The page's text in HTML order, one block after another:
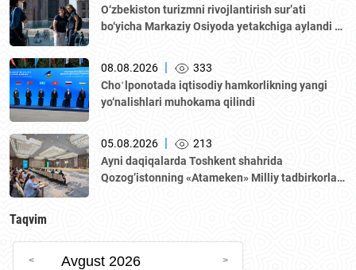
O‘zbekiston turizmni rivojlantirish sur’ati
bo‘yicha Markaziy Osiyoda yetakchiga aylandi —
08.08.2026 |
333
Choʻlponotada iqtisodiy hamkorlikning yangi
yo‘nalishlari muhokama qilindi
05.08.2026 |
213
Аyni daqiqalarda Toshkent shahrida
Qozogʼistonning «Аtameken» Milliy tadbirkorlar
Taqvim
Avgust 2026